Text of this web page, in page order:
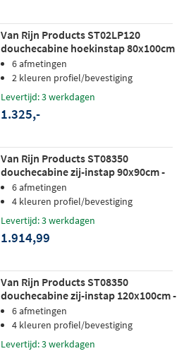
Van Rijn Products ST02LP120
douchecabine hoekinstap 80x100cm
zwart
6 afmetingen
2 kleuren profiel/bevestiging
Levertijd: 3 werkdagen
1.325,-
Van Rijn Products ST08350
douchecabine zij-instap 90x90cm -
helder glas - RVS
6 afmetingen
4 kleuren profiel/bevestiging
Levertijd: 3 werkdagen
1.914,99
Van Rijn Products ST08350
douchecabine zij-instap 120x100cm -
grijs rookglas - chroom
6 afmetingen
4 kleuren profiel/bevestiging
Levertijd: 3 werkdagen